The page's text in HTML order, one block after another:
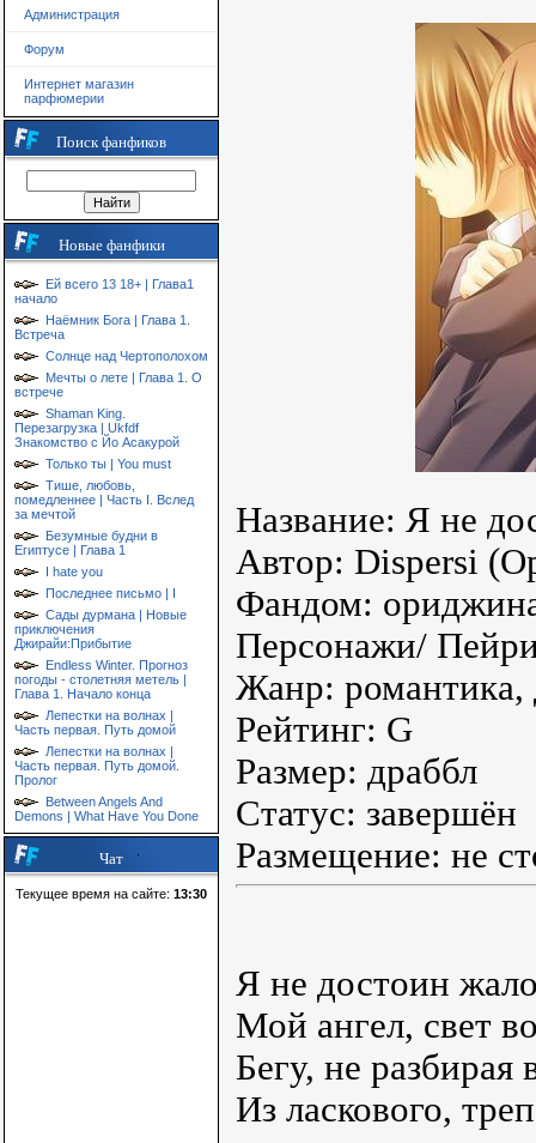
Администрация
Форум
Интернет магазин
парфюмерии
Поиск фанфиков
Новые фанфики
Ей всего 13 18+ | Глава1
начало
Наёмник Бога | Глава 1.
Встреча
Солнце над Чертополохом
Мечты о лете | Глава 1. О
встрече
Shaman King.
Перезагрузка | Ukfdf
Знакомство с Йо Асакурой
Только ты | You must
Тише, любовь,
помедленнее | Часть I. Вслед
за мечтой
Безумные будни в
Египтусе | Глава 1
I hate you
Последнее письмо | I
Сады дурмана | Новые
приключения
Джирайи:Прибытие
Endless Winter. Прогноз
погоды - столетняя метель |
Глава 1. Начало конца
Лепестки на волнах |
Часть первая. Путь домой
Лепестки на волнах |
Часть первая. Путь домой.
Пролог
Between Angels And
Demons | What Have You Done
Чат
Текущее время на сайте: 13:30
Название: Я не
Автор: Dispersi
Фандом:
Персонажи/
Жанр: романтика,
Рейтинг: G
Размер: драббл
Статус: завершён
Размещение: не
Я не достоин
Мой ангел, свет
Бегу, не разбирая
Из ласкового,